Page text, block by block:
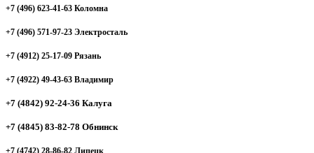
+7 (496) 623-41-63 Коломна
+7 (496) 571-97-23 Электросталь
+7 (4912) 25-17-09 Рязань
+7 (4922) 49-43-63 Владимир
+7 (4842) 92-24-36 Калуга
+7 (4845) 83-82-78 Обнинск
+7 (4742) 28-86-82 Липецк